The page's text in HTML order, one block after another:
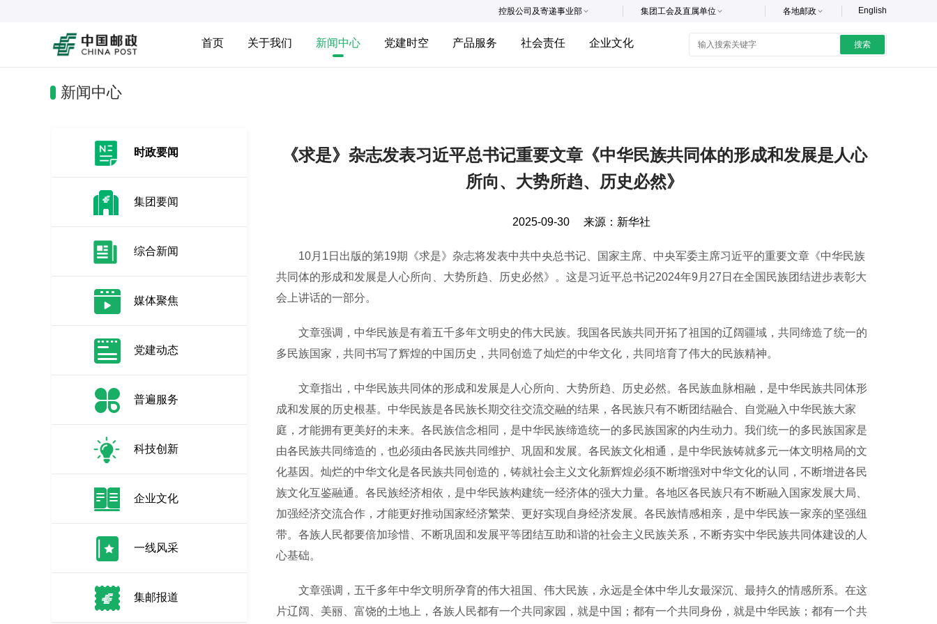
English
各地邮政
集团工会及直属单位
控股公司及寄递事业部
首页 关于我们 新闻中心 党建时空 产品服务 社会责任 企业文化 搜索
新闻中心
时政要闻
集团要闻
综合新闻
媒体聚焦
党建动态
普遍服务
科技创新
企业文化
一线风采
集邮报道
《求是》杂志发表习近平总书记重要文章《中华民族共同体的形成和发展是人心
所向、大势所趋、历史必然》
2025-09-30 来源： 新华社
10月1日出版的第19期《求是》杂志将发表中共中央总书记、国家主席、中央军委主席习近平的重要文章《中华民族
共同体的形成和发展是人心所向、大势所趋、历史必然》。这是习近平总书记2024年9月27日在全国民族团结进步表彰大
会上讲话的一部分。
文章强调，中华民族是有着五千多年文明史的伟大民族。我国各民族共同开拓了祖国的辽阔疆域，共同缔造了统一的
多民族国家，共同书写了辉煌的中国历史，共同创造了灿烂的中华文化，共同培育了伟大的民族精神。
文章指出，中华民族共同体的形成和发展是人心所向、大势所趋、历史必然。各民族血脉相融，是中华民族共同体形
成和发展的历史根基。中华民族是各民族长期交往交流交融的结果，各民族只有不断团结融合、自觉融入中华民族大家
庭，才能拥有更美好的未来。各民族信念相同，是中华民族缔造统一的多民族国家的内生动力。我们统一的多民族国家是
由各民族共同缔造的，也必须由各民族共同维护、巩固和发展。各民族文化相通，是中华民族铸就多元一体文明格局的文
化基因。灿烂的中华文化是各民族共同创造的，铸就社会主义文化新辉煌必须不断增强对中华文化的认同，不断增进各民
族文化互鉴融通。各民族经济相依，是中华民族构建统一经济体的强大力量。各地区各民族只有不断融入国家发展大局、
加强经济交流合作，才能更好推动国家经济繁荣、更好实现自身经济发展。各民族情感相亲，是中华民族一家亲的坚强纽
带。各族人民都要倍加珍惜、不断巩固和发展平等团结互助和谐的社会主义民族关系，不断夯实中华民族共同体建设的人
心基础。
文章强调，五千多年中华文明所孕育的伟大祖国、伟大民族，永远是全体中华儿女最深沉、最持久的情感所系。在这
片辽阔、美丽、富饶的土地上，各族人民都有一个共同家园，就是中国；都有一个共同身份，就是中华民族；都有一个共